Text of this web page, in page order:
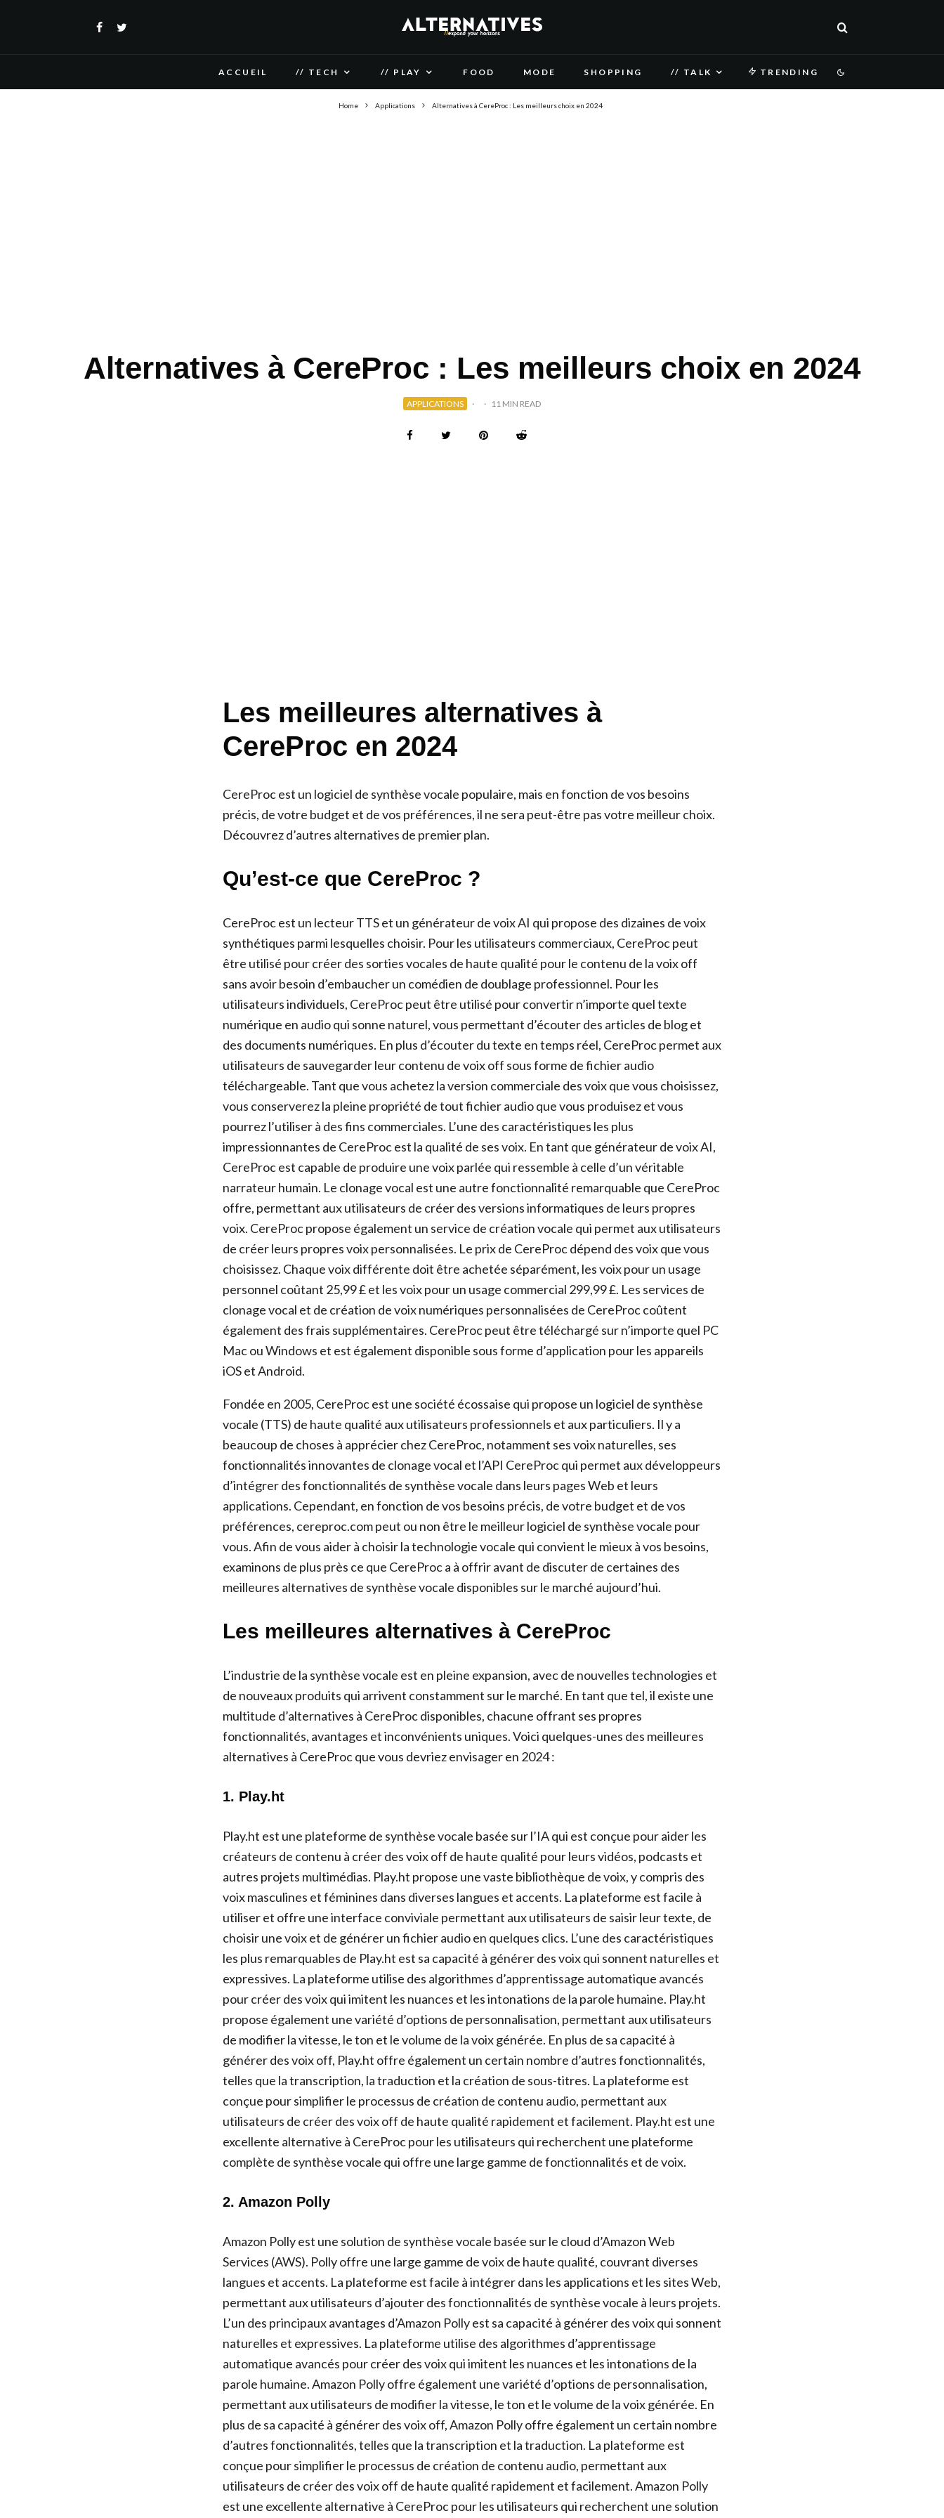
ACCUEIL // TECH // PLAY FOOD MODE SHOPPING // TALK TRENDING
Home Applications Alternatives à CereProc : Les meilleurs choix en 2024
Alternatives à CereProc : Les meilleurs choix en 2024
APPLICATIONS · · 11 MIN READ
Les meilleures alternatives à
CereProc en 2024
CereProc est un logiciel de synthèse vocale populaire, mais en fonction de vos besoins
précis, de votre budget et de vos préférences, il ne sera peut-être pas votre meilleur choix.
Découvrez d’autres alternatives de premier plan.
Qu’est-ce que CereProc ?
CereProc est un lecteur TTS et un générateur de voix AI qui propose des dizaines de voix
synthétiques parmi lesquelles choisir. Pour les utilisateurs commerciaux, CereProc peut
être utilisé pour créer des sorties vocales de haute qualité pour le contenu de la voix off
sans avoir besoin d’embaucher un comédien de doublage professionnel. Pour les
utilisateurs individuels, CereProc peut être utilisé pour convertir n’importe quel texte
numérique en audio qui sonne naturel, vous permettant d’écouter des articles de blog et
des documents numériques. En plus d’écouter du texte en temps réel, CereProc permet aux
utilisateurs de sauvegarder leur contenu de voix off sous forme de fichier audio
téléchargeable. Tant que vous achetez la version commerciale des voix que vous choisissez,
vous conserverez la pleine propriété de tout fichier audio que vous produisez et vous
pourrez l’utiliser à des fins commerciales. L’une des caractéristiques les plus
impressionnantes de CereProc est la qualité de ses voix. En tant que générateur de voix AI,
CereProc est capable de produire une voix parlée qui ressemble à celle d’un véritable
narrateur humain. Le clonage vocal est une autre fonctionnalité remarquable que CereProc
offre, permettant aux utilisateurs de créer des versions informatiques de leurs propres
voix. CereProc propose également un service de création vocale qui permet aux utilisateurs
de créer leurs propres voix personnalisées. Le prix de CereProc dépend des voix que vous
choisissez. Chaque voix différente doit être achetée séparément, les voix pour un usage
personnel coûtant 25,99 £ et les voix pour un usage commercial 299,99 £. Les services de
clonage vocal et de création de voix numériques personnalisées de CereProc coûtent
également des frais supplémentaires. CereProc peut être téléchargé sur n’importe quel PC
Mac ou Windows et est également disponible sous forme d’application pour les appareils
iOS et Android.
Fondée en 2005, CereProc est une société écossaise qui propose un logiciel de synthèse
vocale (TTS) de haute qualité aux utilisateurs professionnels et aux particuliers. Il y a
beaucoup de choses à apprécier chez CereProc, notamment ses voix naturelles, ses
fonctionnalités innovantes de clonage vocal et l’API CereProc qui permet aux développeurs
d’intégrer des fonctionnalités de synthèse vocale dans leurs pages Web et leurs
applications. Cependant, en fonction de vos besoins précis, de votre budget et de vos
préférences, cereproc.com peut ou non être le meilleur logiciel de synthèse vocale pour
vous. Afin de vous aider à choisir la technologie vocale qui convient le mieux à vos besoins,
examinons de plus près ce que CereProc a à offrir avant de discuter de certaines des
meilleures alternatives de synthèse vocale disponibles sur le marché aujourd’hui.
Les meilleures alternatives à CereProc
L’industrie de la synthèse vocale est en pleine expansion, avec de nouvelles technologies et
de nouveaux produits qui arrivent constamment sur le marché. En tant que tel, il existe une
multitude d’alternatives à CereProc disponibles, chacune offrant ses propres
fonctionnalités, avantages et inconvénients uniques. Voici quelques-unes des meilleures
alternatives à CereProc que vous devriez envisager en 2024 :
1. Play.ht
Play.ht est une plateforme de synthèse vocale basée sur l’IA qui est conçue pour aider les
créateurs de contenu à créer des voix off de haute qualité pour leurs vidéos, podcasts et
autres projets multimédias. Play.ht propose une vaste bibliothèque de voix, y compris des
voix masculines et féminines dans diverses langues et accents. La plateforme est facile à
utiliser et offre une interface conviviale permettant aux utilisateurs de saisir leur texte, de
choisir une voix et de générer un fichier audio en quelques clics. L’une des caractéristiques
les plus remarquables de Play.ht est sa capacité à générer des voix qui sonnent naturelles et
expressives. La plateforme utilise des algorithmes d’apprentissage automatique avancés
pour créer des voix qui imitent les nuances et les intonations de la parole humaine. Play.ht
propose également une variété d’options de personnalisation, permettant aux utilisateurs
de modifier la vitesse, le ton et le volume de la voix générée. En plus de sa capacité à
générer des voix off, Play.ht offre également un certain nombre d’autres fonctionnalités,
telles que la transcription, la traduction et la création de sous-titres. La plateforme est
conçue pour simplifier le processus de création de contenu audio, permettant aux
utilisateurs de créer des voix off de haute qualité rapidement et facilement. Play.ht est une
excellente alternative à CereProc pour les utilisateurs qui recherchent une plateforme
complète de synthèse vocale qui offre une large gamme de fonctionnalités et de voix.
2. Amazon Polly
Amazon Polly est une solution de synthèse vocale basée sur le cloud d’Amazon Web
Services (AWS). Polly offre une large gamme de voix de haute qualité, couvrant diverses
langues et accents. La plateforme est facile à intégrer dans les applications et les sites Web,
permettant aux utilisateurs d’ajouter des fonctionnalités de synthèse vocale à leurs projets.
L’un des principaux avantages d’Amazon Polly est sa capacité à générer des voix qui sonnent
naturelles et expressives. La plateforme utilise des algorithmes d’apprentissage
automatique avancés pour créer des voix qui imitent les nuances et les intonations de la
parole humaine. Amazon Polly offre également une variété d’options de personnalisation,
permettant aux utilisateurs de modifier la vitesse, le ton et le volume de la voix générée. En
plus de sa capacité à générer des voix off, Amazon Polly offre également un certain nombre
d’autres fonctionnalités, telles que la transcription et la traduction. La plateforme est
conçue pour simplifier le processus de création de contenu audio, permettant aux
utilisateurs de créer des voix off de haute qualité rapidement et facilement. Amazon Polly
est une excellente alternative à CereProc pour les utilisateurs qui recherchent une solution